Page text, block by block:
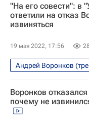
Всероссийская
Локомотив
Александр Яременко
"На его совести": в
ответили на отказ
извиняться
19 мая 2022, 17:56
Андрей Воронков
Волейбол
Локомотив
Воронков
почему не